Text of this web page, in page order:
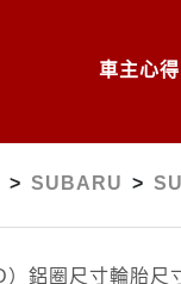
車主心得
> SUBARU >